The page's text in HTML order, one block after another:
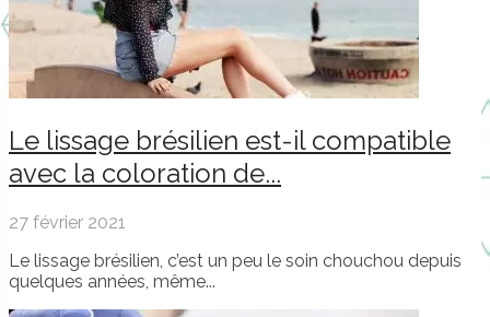
Le lissage brésilien est-il compatible
avec la coloration de...
27 février 2021
Le lissage brésilien, c’est un peu le soin chouchou depuis
quelques années, même...